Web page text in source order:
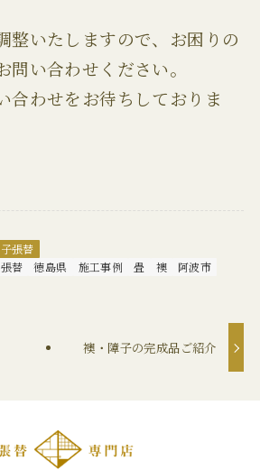
整いたしますので、お困りの
い合わせください。
合わせをお待ちしておりま
張替
張替 徳島県 施工事例 畳 襖
阿波市
襖・障子の完成品ご紹介